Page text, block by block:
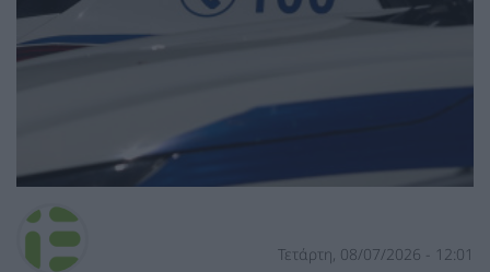
Τετάρτη, 08/07/2026 - 12:01